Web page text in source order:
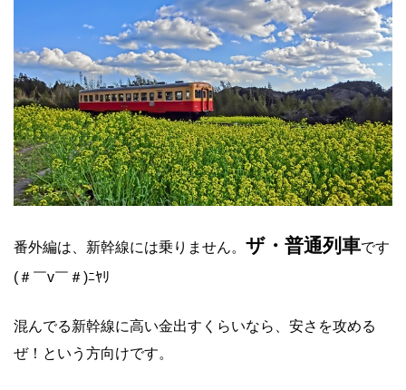
番外編は、新幹線には乗りません。 ザ・普通列車です
(＃￣v￣＃)ﾆﾔﾘ
混んでる新幹線に高い金出すくらいなら、安さを攻める
ぜ！という方向けです。